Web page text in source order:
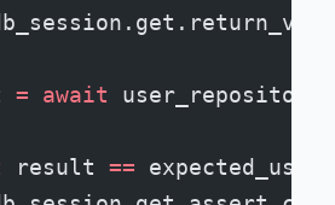
= await
result == expected_user